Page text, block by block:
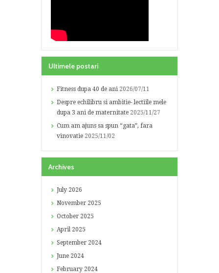
Ultimele postari
Fitness dupa 40 de ani 2026/07/11
Despre echilibru si ambitie- lectiile mele
dupa 3 ani de maternitate 2025/11/27
Cum am ajuns sa spun “gata”, fara
vinovatie 2025/11/02
Archives
July 2026
November 2025
October 2025
April 2025
September 2024
June 2024
February 2024